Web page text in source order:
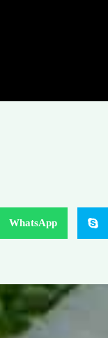
WhatsApp